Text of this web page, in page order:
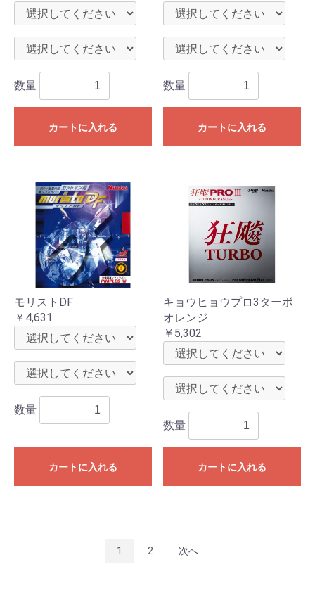
数量
カートに入れる
数量
カートに入れる
モリストDF
￥4,631
数量
カートに入れる
キョウヒョウプロ3ターボ
オレンジ
￥5,302
数量
カートに入れる
1 2 次へ